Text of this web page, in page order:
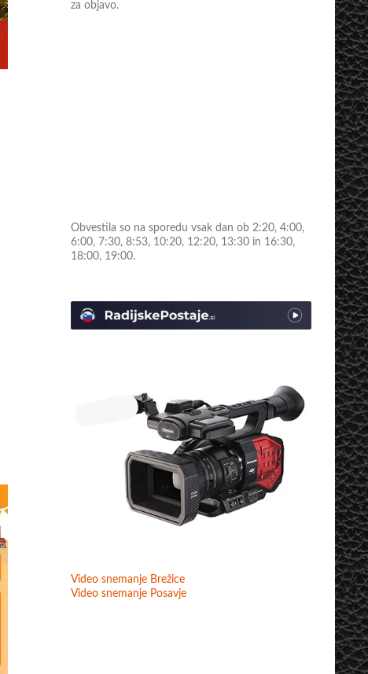
za objavo.
Obvestila so na sporedu vsak dan ob 2:20, 4:00,
6:00, 7:30, 8:53, 10:20, 12:20, 13:30 in 16:30,
18:00, 19:00.
Video snemanje Brežice
Video snemanje Posavje